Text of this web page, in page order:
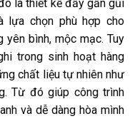
là thiết kế đầy gần gũi
lựa chọn phù hợp cho
yên bình, mộc mạc. Tuy
trong sinh hoạt hàng
chất liệu tự nhiên như
Từ đó giúp công trình
và dễ dàng hòa mình